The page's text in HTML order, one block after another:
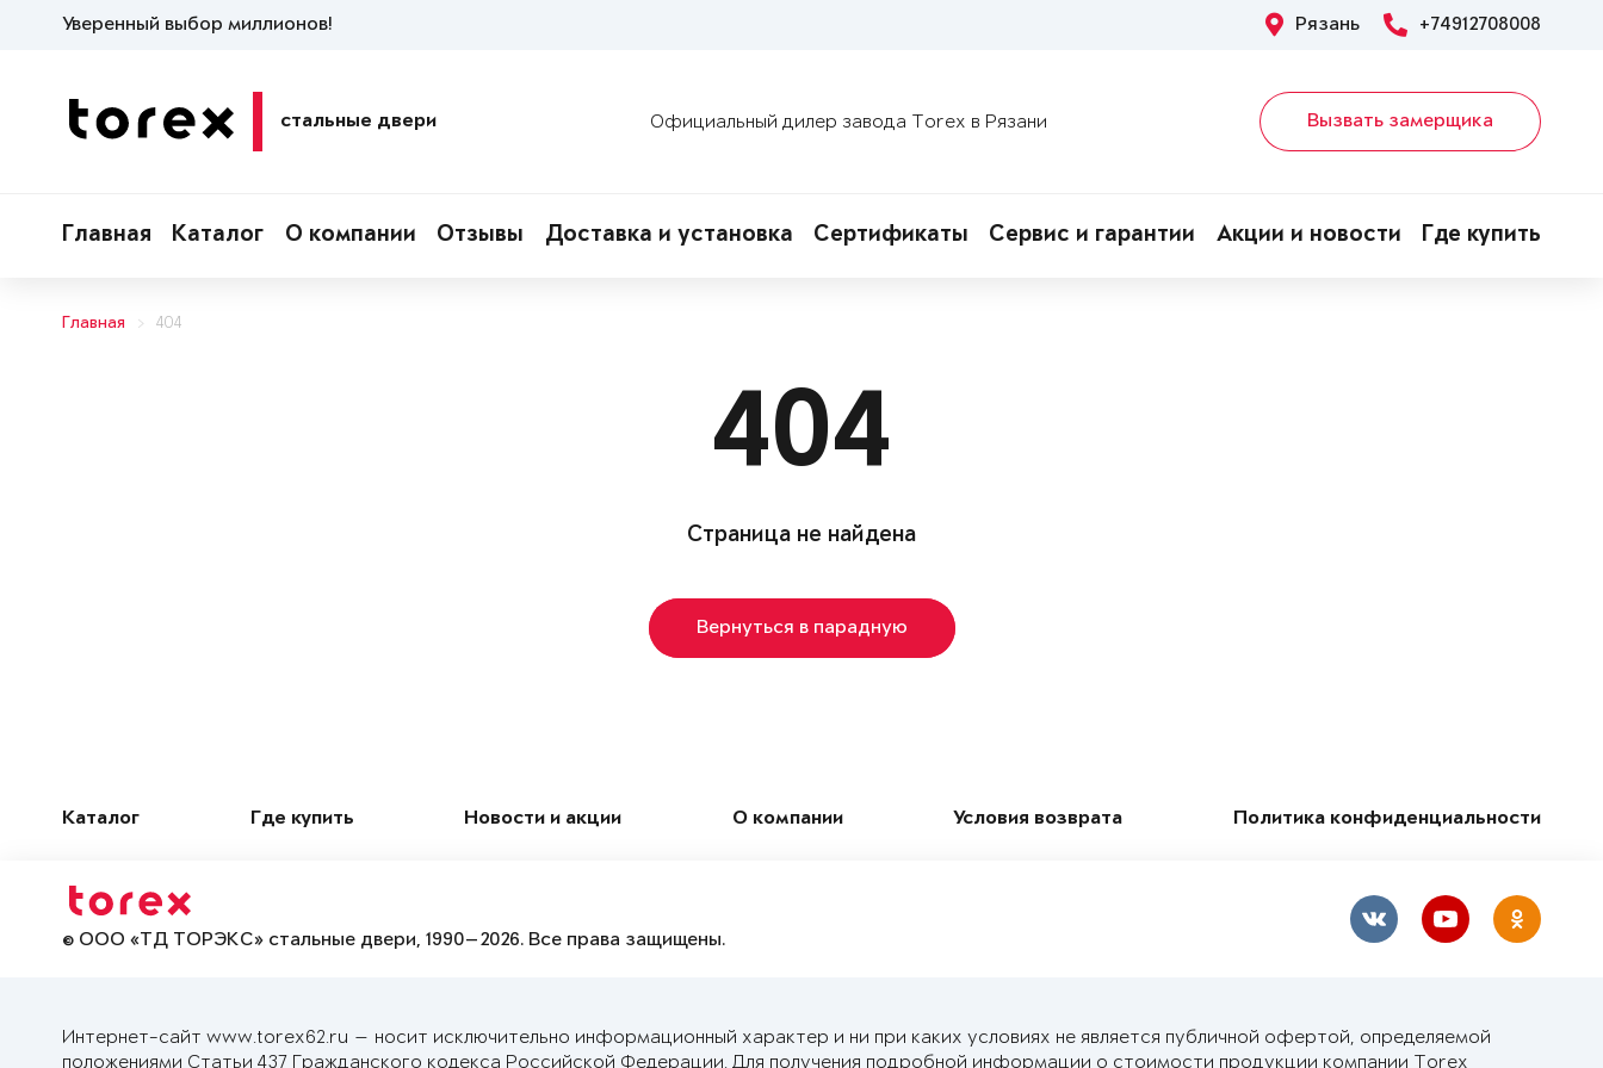
Уверенный выбор миллионов! Рязань +74912708008
стальные двери Официальный дилер завода Torex в Рязани Вызвать замерщика
Главная Каталог О компании Отзывы Доставка и установка Сертификаты Сервис и гарантии Акции и новости Где купить
Главная 404
404
Страница не найдена
Вернуться в парадную
Каталог Где купить Новости и акции О компании Условия возврата Политика конфиденциальности
© ООО «ТД ТОРЭКС» стальные двери, 1990—2026. Все права защищены.
Интернет-сайт www.torex62.ru — носит исключительно информационный характер и ни при каких условиях не является публичной офертой, определяемой
положениями Статьи 437 Гражданского кодекса Российской Федерации. Для получения подробной информации о стоимости продукции компании Torex